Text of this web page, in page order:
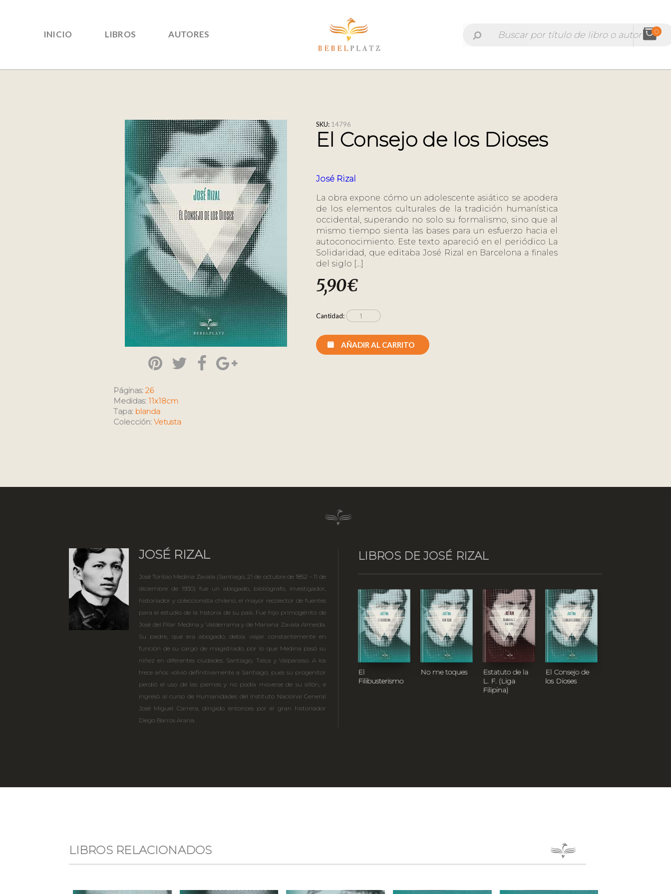
INICIO LIBROS AUTORES 0
Páginas: 26
Medidas: 11x18cm
Tapa: blanda
Colección: Vetusta
SKU: 14796
El Consejo de los Dioses
José Rizal
La obra expone cómo un adolescente asiático se apodera
de los elementos culturales de la tradición humanística
occidental, superando no solo su formalismo, sino que al
mismo tiempo sienta las bases para un esfuerzo hacia el
autoconocimiento. Este texto apareció en el periódico La
Solidaridad, que editaba José Rizal en Barcelona a finales
del siglo […]
5,90€
Cantidad:
AÑADIR AL CARRITO
JOSÉ RIZAL
José Toribio Medina Zavala (Santiago, 21 de octubre de 1852 – 11 de
diciembre de 1930) fue un abogado, bibliógrafo, investigador,
historiador y coleccionista chileno, el mayor recolector de fuentes
para el estudio de la historia de su país. Fue hijo primogénito de
José del Pilar Medina y Valderrama y de Mariana Zavala Almeida.
Su padre, que era abogado, debía viajar constantemente en
función de su cargo de magistrado, por lo que Medina pasó su
niñez en diferentes ciudades: Santiago, Talca y Valparaíso. A los
trece años volvió definitivamente a Santiago, pues su progenitor
perdió el uso de las piernas y no podía moverse de su sillón, e
ingresó al curso de Humanidades del Instituto Nacional General
José Miguel Carrera, dirigido entonces por el gran historiador
Diego Barros Arana.
LIBROS DE JOSÉ RIZAL
El
Filibusterismo
No me toques
Estatuto de la
L. F. (Liga
Filipina)
El Consejo de
los Dioses
LIBROS RELACIONADOS